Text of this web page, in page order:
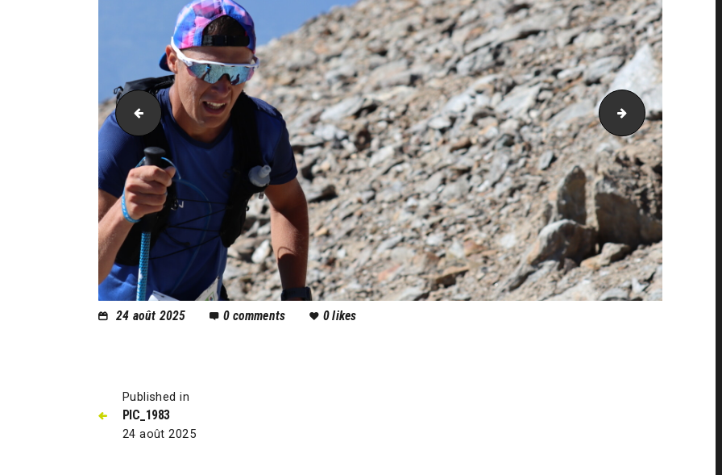
PIC_1982 PIC_1984
24 août 2025 0 comments 0likes
Published in
PIC_1983
24 août 2025